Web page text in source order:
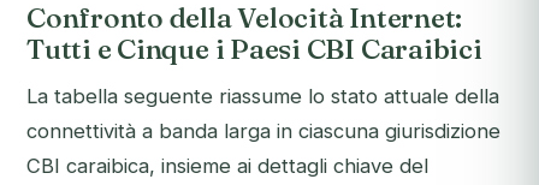
Confronto della Velocità Internet:
Tutti e Cinque i Paesi CBI Caraibici
La tabella seguente riassume lo stato attuale della
connettività a banda larga in ciascuna giurisdizione
CBI caraibica, insieme ai dettagli chiave del